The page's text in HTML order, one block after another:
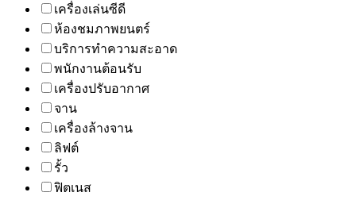
เครื่องเล่นซีดี
ห้องชมภาพยนตร์
บริการทำความสะอาด
พนักงานต้อนรับ
เครื่องปรับอากาศ
จาน
เครื่องล้างจาน
ลิฟต์
รั้ว
ฟิตเนส